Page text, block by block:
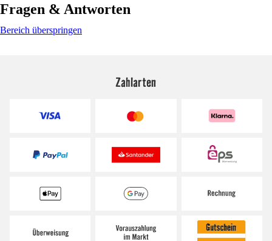
Fragen & Antworten
Bereich überspringen
Zahlarten